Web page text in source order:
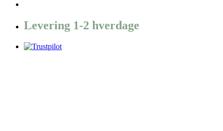
Levering 1-2 hverdage